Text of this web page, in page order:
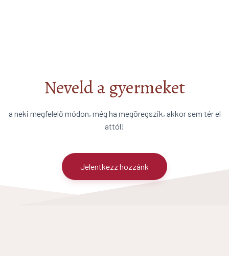
Neveld a gyermeket
a neki megfelelő módon, még ha megöregszik, akkor sem tér el
attól!
Jelentkezz hozzánk